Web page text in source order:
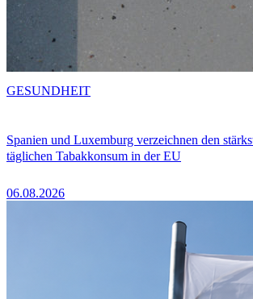
Spanien und Luxemburg verzeichnen den
täglichen Tabakkonsum in der EU
06.08.2026
GESUNDHEIT